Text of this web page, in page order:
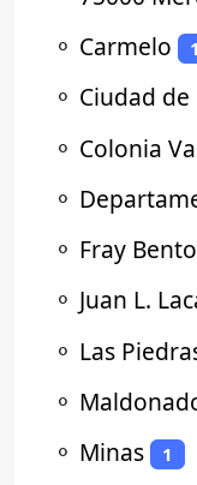
⚬ Carmelo 1
⚬ Ciudad de
⚬ Colonia
⚬
⚬ Fray
⚬ Juan L.
⚬ Las
⚬
⚬ Minas 1